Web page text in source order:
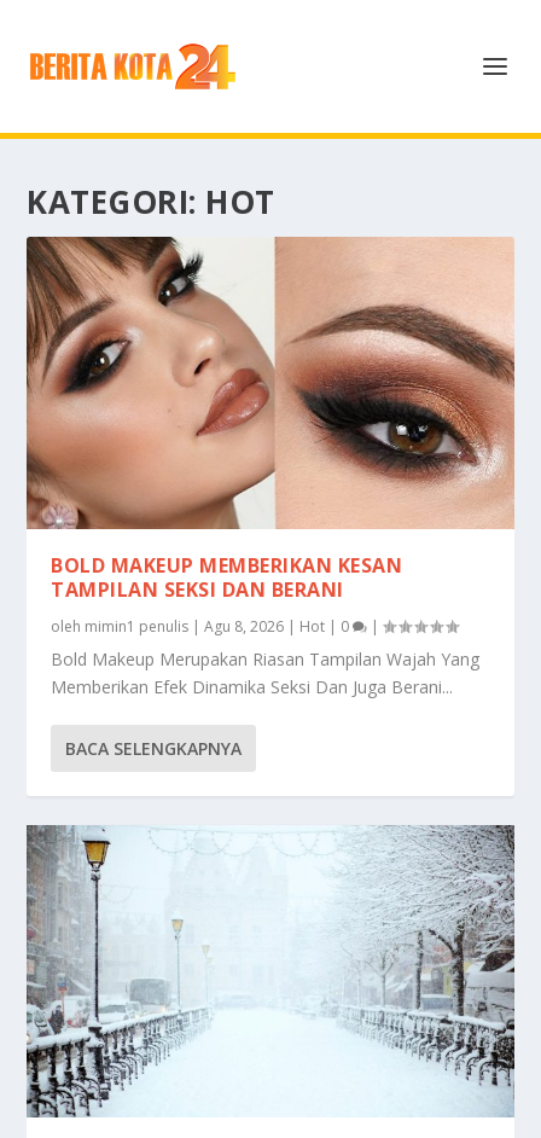
KATEGORI: HOT
BOLD MAKEUP MEMBERIKAN KESAN
TAMPILAN SEKSI DAN BERANI
oleh mimin1 penulis |Agu 8, 2026 | Hot | 0 |
Bold Makeup Merupakan Riasan Tampilan Wajah Yang
Memberikan Efek Dinamika Seksi Dan Juga Berani...
BACA SELENGKAPNYA